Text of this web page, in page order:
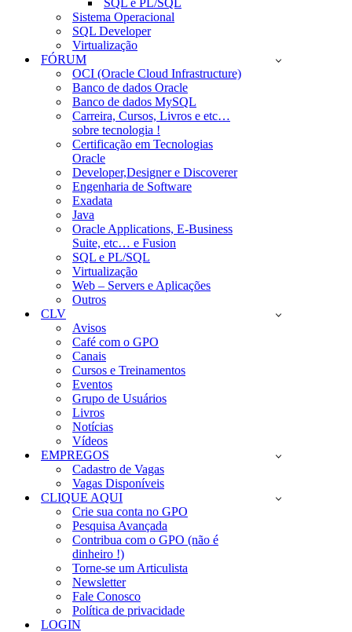
SQL e PL/SQL
Sistema Operacional
SQL Developer
Virtualização
FÓRUM
OCI (Oracle Cloud Infrastructure)
Banco de dados Oracle
Banco de dados MySQL
Carreira, Cursos, Livros e etc…
sobre tecnologia !
Certificação em Tecnologias
Oracle
Developer,Designer e Discoverer
Engenharia de Software
Exadata
Java
Oracle Applications, E-Business
Suite, etc… e Fusion
SQL e PL/SQL
Virtualização
Web – Servers e Aplicações
Outros
CLV
Avisos
Café com o GPO
Canais
Cursos e Treinamentos
Eventos
Grupo de Usuários
Livros
Notícias
Vídeos
EMPREGOS
Cadastro de Vagas
Vagas Disponíveis
CLIQUE AQUI
Crie sua conta no GPO
Pesquisa Avançada
Contribua com o GPO (não é
dinheiro !)
Torne-se um Articulista
Newsletter
Fale Conosco
Política de privacidade
LOGIN